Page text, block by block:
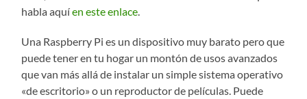
habla aquíen este enlace
Una Raspberry Pi es un dispositivo muy barato pero que
puede tener en tu hogar un montón de usos avanzados
que van más allá de instalar un simple sistema operativo
«de escritorio» o un reproductor de películas. Puede